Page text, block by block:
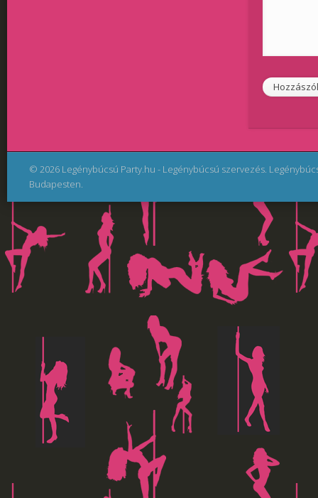
© 2026 Legénybúcsú Party.hu - Legénybúcsú szervezés.
Budapesten.